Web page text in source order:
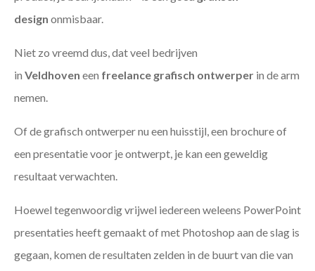
design onmisbaar.
Niet zo vreemd dus, dat veel bedrijven
in Veldhoven een freelance grafisch ontwerper in de arm
nemen.
Of de grafisch ontwerper nu een huisstijl, een brochure of
een presentatie voor je ontwerpt, je kan een geweldig
resultaat verwachten.
Hoewel tegenwoordig vrijwel iedereen weleens PowerPoint
presentaties heeft gemaakt of met Photoshop aan de slag is
gegaan, komen de resultaten zelden in de buurt van die van